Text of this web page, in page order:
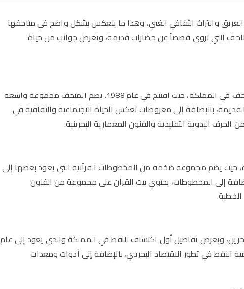
العريق والتراث الثقافي الغني، وهذا ما ينعكس بشكل واضح في متاحفها
التي تروي قصصاً عن حضارات قديمة، وتعرض جوانب من حياة
يعد متحف البحرين الوطني من أقدم وأكبر المتاحف في المملكة، حيث افتتح في عام 1988. يضم المتحف مجموعة واسعة
بالإضافة إلى معروضات تعكس الحياة الاجتماعية والثقافية في
اليدوية التقليدية والفنون المعمارية البحرينية.
حيث يضم مجموعة ضخمة من المخطوطات القرآنية التي يعود بعضها إلى
إلى المخطوطات، يحتوي بيت القرآن على مجموعة من الفنون
ويعرض تفاصيل أول اكتشاف للنفط في المملكة والذي يعود إلى عام
النفط في تطور الاقتصاد البحريني، بالإضافة إلى أدوات ومعدات